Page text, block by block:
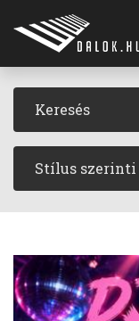
Stílus szerinti